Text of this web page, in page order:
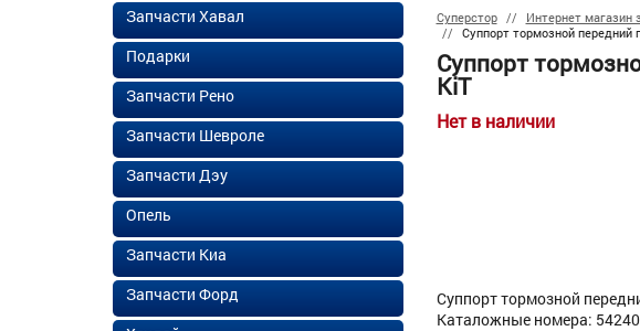
Суперстор Интернет магазин
Суппорт тормозной передний
Суппорт
KiT
Нет в наличии
Суппорт тормозной
Каталожные номера:
Запчасти Хавал
Подарки
Запчасти Рено
Запчасти Шевроле
Запчасти Дэу
Опель
Запчасти Киа
Запчасти Форд